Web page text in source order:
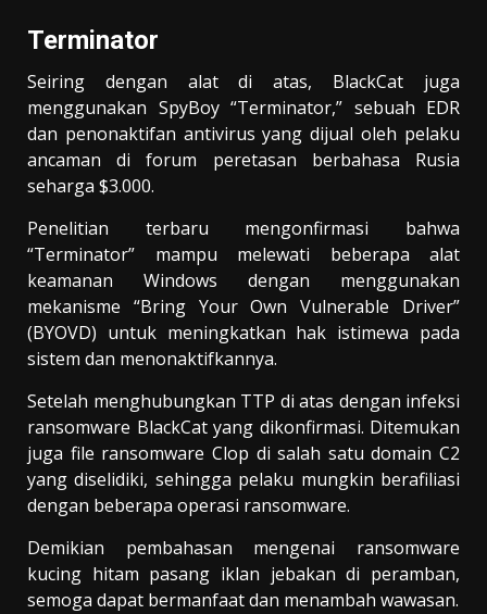
Terminator
Seiring dengan alat di atas, BlackCat juga
menggunakan SpyBoy “Terminator,” sebuah EDR
dan penonaktifan antivirus yang dijual oleh pelaku
ancaman di forum peretasan berbahasa Rusia
seharga $3.000.
Penelitian terbaru mengonfirmasi bahwa
“Terminator” mampu melewati beberapa alat
keamanan Windows dengan menggunakan
mekanisme “Bring Your Own Vulnerable Driver”
(BYOVD) untuk meningkatkan hak istimewa pada
sistem dan menonaktifkannya.
Setelah menghubungkan TTP di atas dengan infeksi
ransomware BlackCat yang dikonfirmasi. Ditemukan
juga file ransomware Clop di salah satu domain C2
yang diselidiki, sehingga pelaku mungkin berafiliasi
dengan beberapa operasi ransomware.
Demikian pembahasan mengenai ransomware
kucing hitam pasang iklan jebakan di peramban,
semoga dapat bermanfaat dan menambah wawasan.